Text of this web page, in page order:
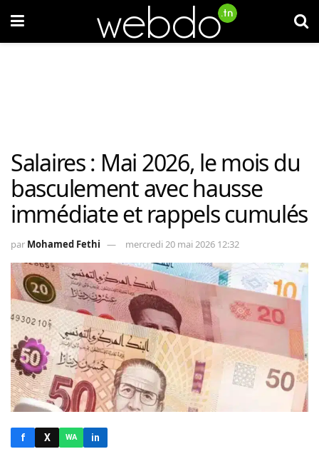
Salaires : Mai 2026, le mois du
basculement avec hausse
immédiate et rappels cumulés
par Mohamed Fethi mercredi 20 mai 2026 12:32
f X WA in